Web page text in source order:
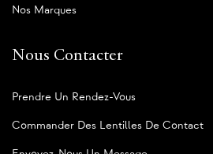
Nos Marques
Nous Contacter
Prendre Un Rendez-Vous
Commander Des Lentilles De Contact